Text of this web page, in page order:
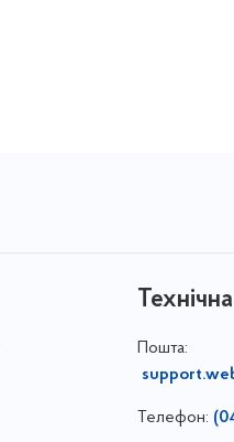
Пошта:
Телефон: